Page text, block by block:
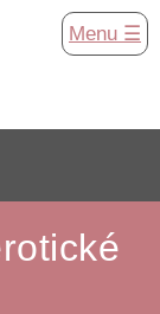
Menu ☰